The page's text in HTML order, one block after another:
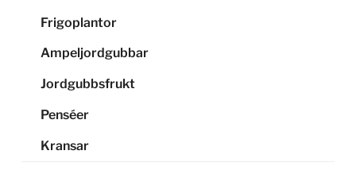
Frigoplantor
Ampeljordgubbar
Jordgubbsfrukt
Penséer
Kransar